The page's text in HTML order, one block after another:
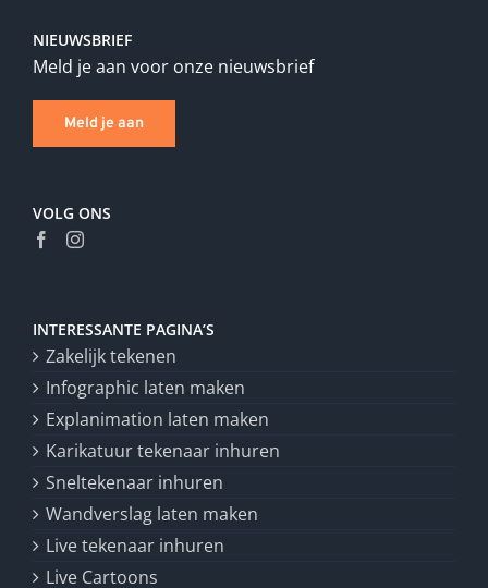
NIEUWSBRIEF
Meld je aan voor onze nieuwsbrief
Meld je aan
VOLG ONS
INTERESSANTE PAGINA’S
Zakelijk tekenen
Infographic laten maken
Explanimation laten maken
Karikatuur tekenaar inhuren
Sneltekenaar inhuren
Wandverslag laten maken
Live tekenaar inhuren
Live Cartoons